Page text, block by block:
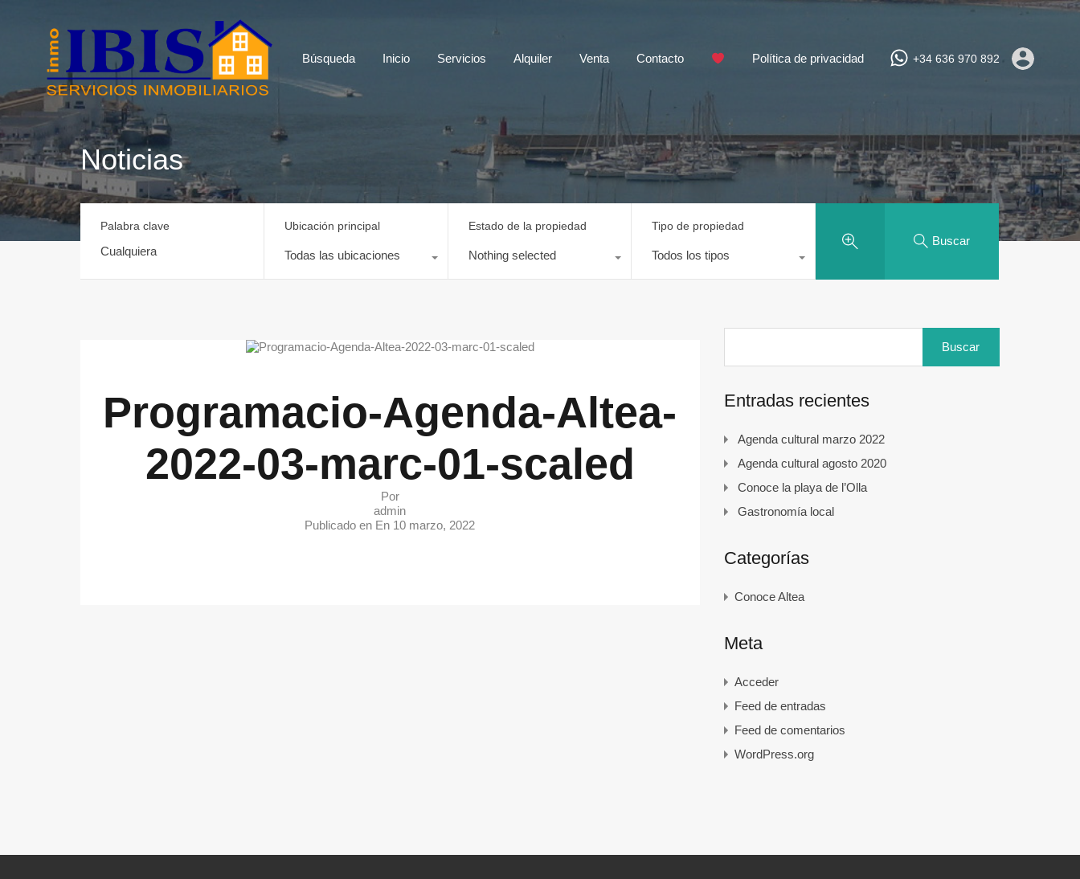
Búsqueda Inicio Servicios Alquiler Venta Contacto Política de privacidad +34 636 970 892
Noticias
Palabra clave Ubicación principal
Todas las ubicaciones
Estado de la propiedad
Nothing selected
Tipo de propiedad
Todos los tipos
Buscar
Programacio-Agenda-Altea-
2022-03-marc-01-scaled
Por
admin
Publicado en En 10 marzo, 2022
Entradas recientes
Agenda cultural marzo 2022
Agenda cultural agosto 2020
Conoce la playa de l’Olla
Gastronomía local
Categorías
Conoce Altea
Meta
Acceder
Feed de entradas
Feed de comentarios
WordPress.org